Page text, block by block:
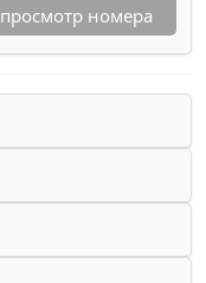
просмотр номера